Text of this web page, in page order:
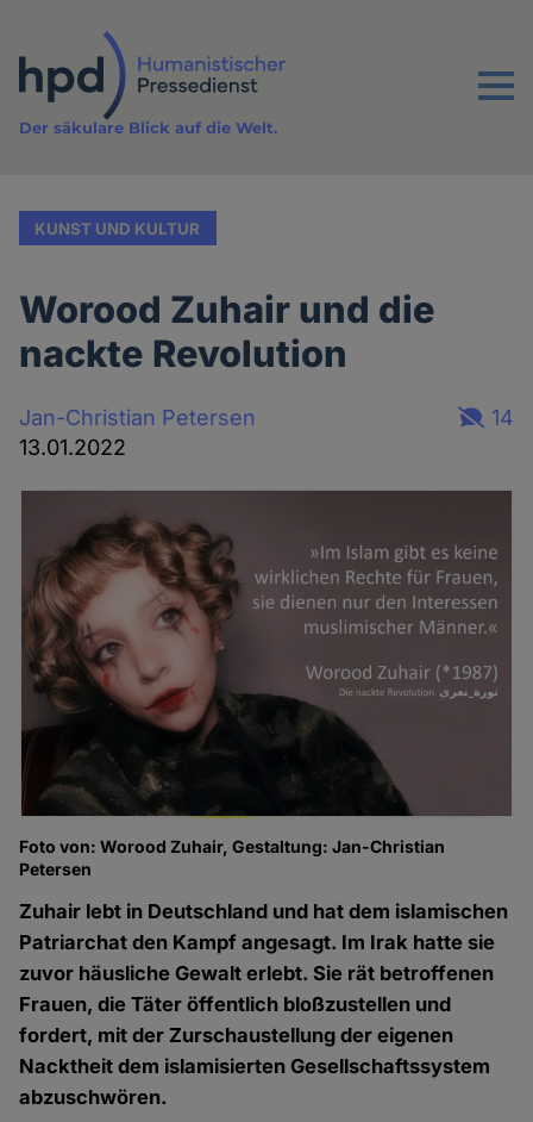
Inhalt
Menu
Der säkulare Blick auf die Welt.
KUNST UND KULTUR
Worood Zuhair und die
nackte Revolution
Jan-Christian Petersen
13.01.2022
14
Foto von: Worood Zuhair, Gestaltung: Jan-Christian
Petersen
Zuhair lebt in Deutschland und hat dem islamischen
Patriarchat den Kampf angesagt. Im Irak hatte sie
zuvor häusliche Gewalt erlebt. Sie rät betroffenen
Frauen, die Täter öffentlich bloßzustellen und
fordert, mit der Zurschaustellung der eigenen
Nacktheit dem islamisierten Gesellschaftssystem
abzuschwören.